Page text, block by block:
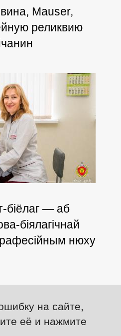
Mauser,
реликвию
біёлаг — аб
біялагічнай
нюху
на сайте,
её и нажмите